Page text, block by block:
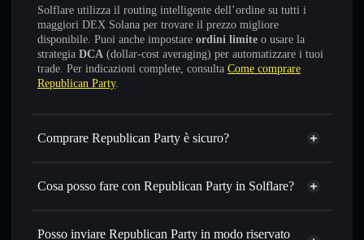
Solflare utilizza il routing intelligente dell’ordine su tutti i
maggiori DEX Solana per trovare il prezzo migliore
disponibile. Puoi anche impostare ordini limite o usare la
strategia DCA (dollar-cost averaging) per automatizzare i tuoi
trade. Per indicazioni complete, consulta Come comprare
Republican Party.
Comprare Republican Party è sicuro?
Republican Party non è verificato
Cosa posso fare con Republican Party in Solflare?
Republican Party
wallet Solflare
Scambiare istantaneamente— scambia GOP in SOL,
Posso inviare Republican Party in modo riservato